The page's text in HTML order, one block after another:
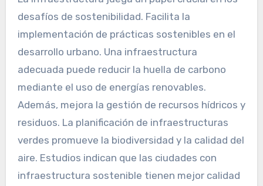
desafíos de sostenibilidad. Facilita la
implementación de prácticas sostenibles en el
desarrollo urbano. Una infraestructura
adecuada puede reducir la huella de carbono
mediante el uso de energías renovables.
Además, mejora la gestión de recursos hídricos y
residuos. La planificación de infraestructuras
verdes promueve la biodiversidad y la calidad del
aire. Estudios indican que las ciudades con
infraestructura sostenible tienen mejor calidad